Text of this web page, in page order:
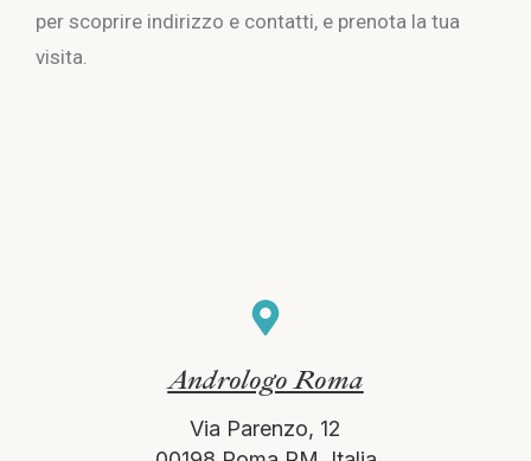
per scoprire indirizzo e contatti, e prenota la tua
visita.
Andrologo Roma
Via Parenzo, 12